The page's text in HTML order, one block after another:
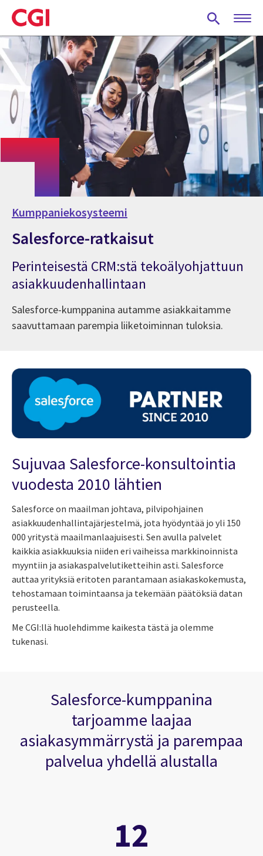
Skip
to
main
content
Kumppaniekosysteemi
Salesforce-ratkaisut
Perinteisestä CRM:stä tekoälyohjattuun
asiakkuudenhallintaan
Salesforce-kumppanina autamme asiakkaitamme
saavuttamaan parempia liiketoiminnan tuloksia.
Sujuvaa Salesforce-konsultointia
vuodesta 2010 lähtien
Salesforce on maailman johtava, pilvipohjainen
asiakkuudenhallintajärjestelmä, jota hyödyntää jo yli 150
000 yritystä maailmanlaajuisesti. Sen avulla palvelet
kaikkia asiakkuuksia niiden eri vaiheissa markkinoinnista
myyntiin ja asiakaspalvelutiketteihin asti. Salesforce
auttaa yrityksiä eritoten parantamaan asiakaskokemusta,
tehostamaan toimintaansa ja tekemään päätöksiä datan
perusteella.
Me CGI:llä huolehdimme kaikesta tästä ja olemme
tukenasi.
Salesforce-kumppanina
tarjoamme laajaa
asiakasymmärrystä ja parempaa
palvelua yhdellä alustalla
12